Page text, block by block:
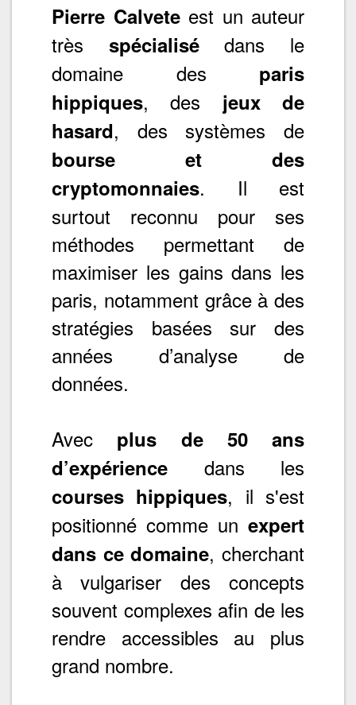
Pierre Calveteest un auteur
très spécialisédans le
domaine des paris
hippiques, des jeux de
hasard, des systèmes de
bourse et des
cryptomonnaies. Il est
surtout reconnu pour ses
méthodes permettant de
maximiser les gains dans les
paris, notamment grâce à des
stratégies basées sur des
années d’analyse de
données.
Avec plus de 50 ans
d’expérience dans les
courses hippiques, il s'est
positionné comme un expert
dans ce domaine, cherchant
à vulgariser des concepts
souvent complexes afin de les
rendre accessibles au plus
grand nombre.